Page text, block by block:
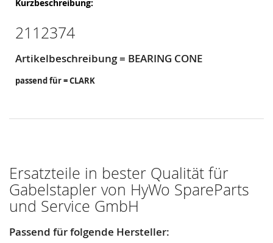
2112374
Artikelbeschreibung = BEARING CONE
passend für = CLARK
Ersatzteile in bester Qualität für
Gabelstapler von HyWo SpareParts
und Service GmbH
Passend für folgende Hersteller: